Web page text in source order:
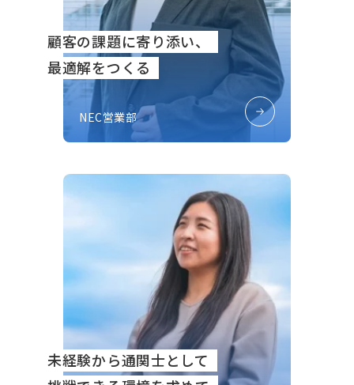
顧客の課題に寄り添い、
最適解をつくる
NEC営業部
未経験から通関士として